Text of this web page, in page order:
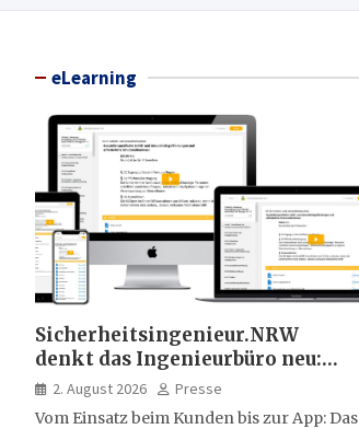
eLearning
Sicherheitsingenieur.NRW
denkt das Ingenieurbüro neu:
HSE-Beratung wird digital,
hybrid und multimedial
2. August 2026
Presse
Vom Einsatz beim Kunden bis zur App: Das